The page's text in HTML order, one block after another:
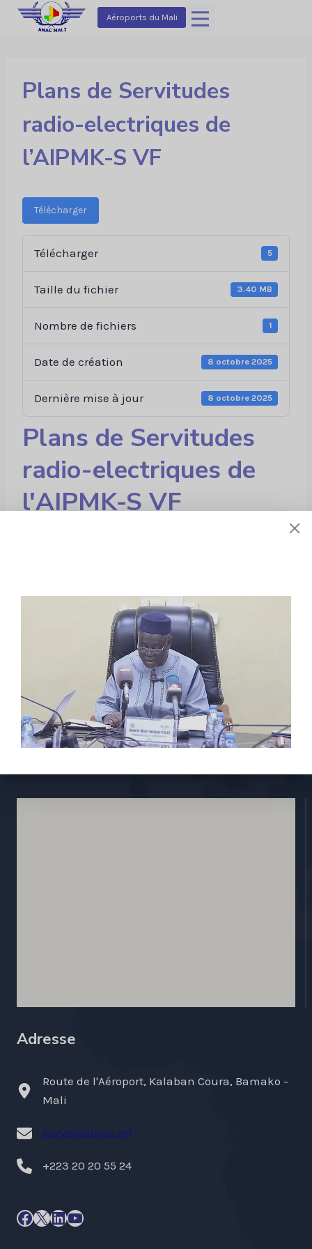
Aller
Aéroports du Mali
Plans de Servitudes
radio-electriques de
l’AIPMK-S VF
Télécharger
Télécharger 5
Taille du fichier 3.40 MB
Nombre de fichiers 1
Date de création 8 octobre 2025
Dernière mise à jour 8 octobre 2025
Plans de Servitudes
radio-electriques de
l'AIPMK-S VF
À propos de nous
Réglementions
E-services
Adresse
Route de l'Aéroport, Kalaban Coura, Bamako -
Mali
survol@anac.ml
+223 20 20 55 24
Facebook
X LinkedIn
YouTube